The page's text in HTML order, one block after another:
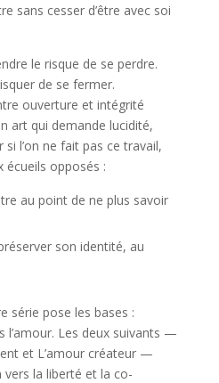
sans cesser d’être avec soi
le risque de se perdre.
de se fermer.
ouverture et intégrité
art qui demande lucidité,
si l’on ne fait pas ce travail,
écueils opposés :
au point de ne plus savoir
son identité, au
série pose les bases :
l’amour. Les deux suivants —
et L’amour créateur —
la liberté et la co-